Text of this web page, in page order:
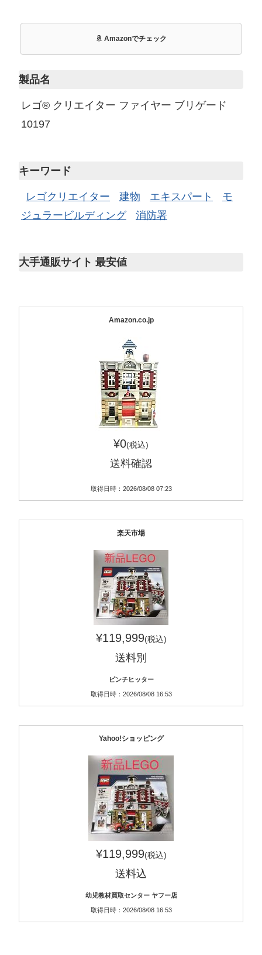
Amazonでチェック
製品名
レゴ® クリエイター ファイヤー ブリゲード
10197
キーワード
レゴクリエイター 建物 エキスパート
モ
ジュラービルディング
消防署
大手通販サイト 最安値
Amazon.co.jp
¥0(税込)
送料確認
取得日時：2026/08/08 07:23
楽天市場
¥119,999(税込)
送料別
ピンチヒッター
取得日時：2026/08/08 16:53
Yahoo!ショッピング
¥119,999(税込)
送料込
幼児教材買取センター ヤフー店
取得日時：2026/08/08 16:53